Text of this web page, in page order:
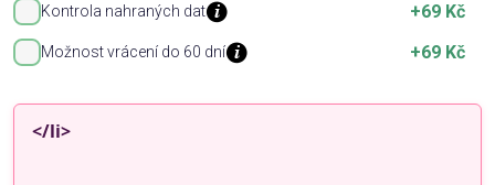
Kontrola nahraných dat +69 Kč
Možnost vrácení do 60 dní +69 Kč